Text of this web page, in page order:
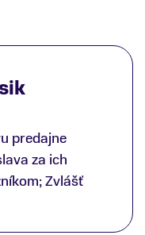
predajne
za ich
Zvlášť
Gunišovi za